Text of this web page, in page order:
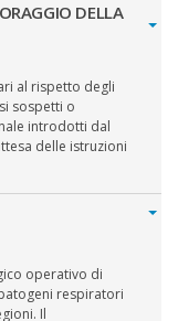
DELLA
al rispetto degli
sospetti o
introdotti dal
delle istruzioni
operativo di
respiratori
Il